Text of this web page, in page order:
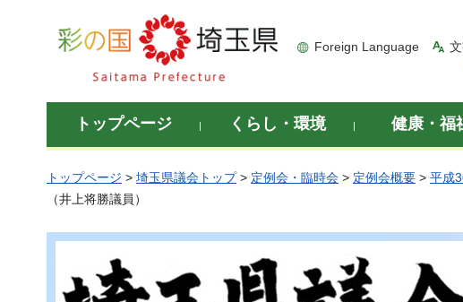
彩の国 埼玉県
Foreign Language
トップページ くらし・環境 健康・福
トップページ > 埼玉県議会トップ> 定例会・臨時会 > 定例会概要 > 平成
（井上将勝議員）